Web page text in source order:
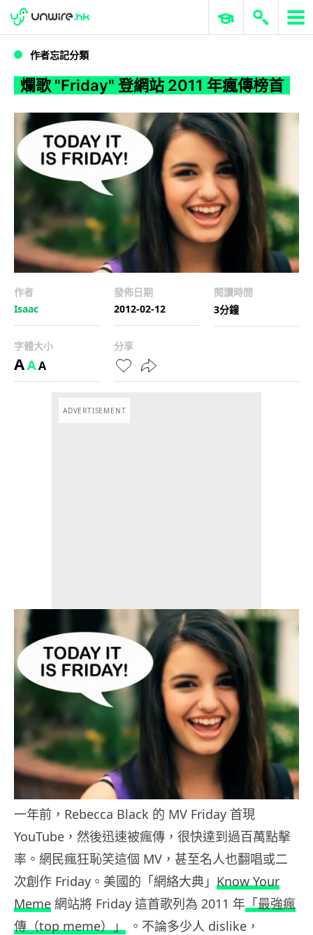
爛歌
WWDC 2026 ERP 與商業 AI
作者忘記分類
爛歌 "Friday" 登網站 2011 年瘋傳榜首
作者
Isaac
發佈日期
2012-02-12
閱讀時間
3分鐘
字體大小
AAA
分享
ADVERTISEMENT
一年前，Rebecca Black 的 MV Friday 首現
YouTube，然後迅速被瘋傳，很快達到過百萬點擊
率。網民瘋狂恥笑這個 MV，甚至名人也翻唱或二
次創作 Friday。美國的「網絡大典」 Know Your
Meme 網站將 Friday 這首歌列為 2011 年「最強瘋
傳（top meme）」 。不論多少人 dislike，